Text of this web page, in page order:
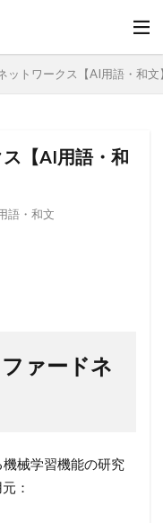
ットワークス【AI用語・和文
【AI用語・和
語・和文
ァードネ
械学習機能の研究
：